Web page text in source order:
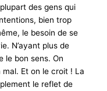
des gens qui
bien trop
le besoin de se
N’ayant plus de
le bon sens. On
Et on le croit ! La
le reflet de